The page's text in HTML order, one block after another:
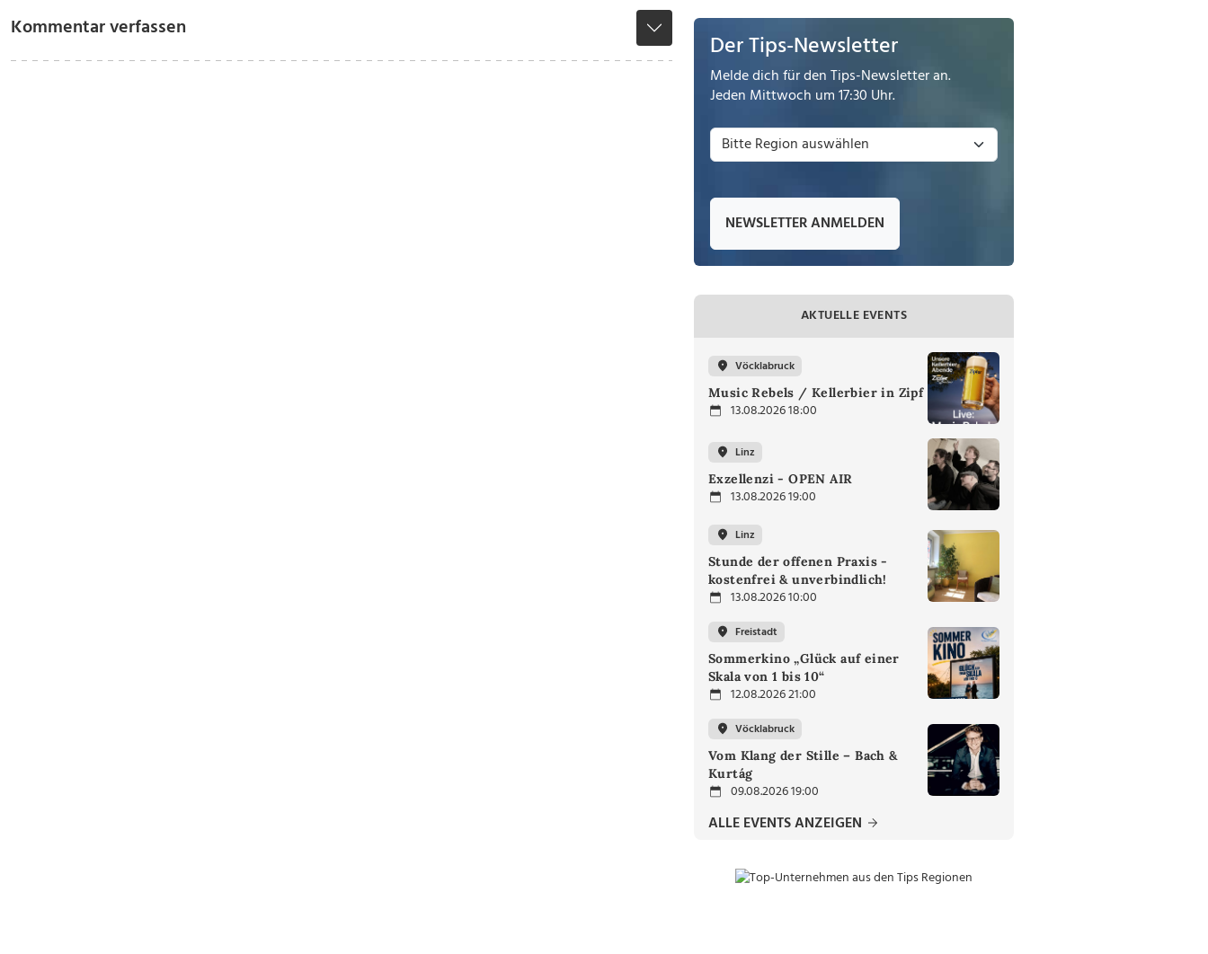
Kommentar verfassen
Der Tips-Newsletter
Melde dich für den Tips-Newsletter an.
Jeden Mittwoch um 17:30 Uhr.
NEWSLETTER ANMELDEN
AKTUELLE EVENTS
Vöcklabruck
Music Rebels / Kellerbier in Zipf
13.08.2026 18:00
Linz
Exzellenzi - OPEN AIR
13.08.2026 19:00
Linz
Stunde der offenen Praxis -
kostenfrei & unverbindlich!
13.08.2026 10:00
Freistadt
Sommerkino „Glück auf einer
Skala von 1 bis 10“
12.08.2026 21:00
Vöcklabruck
Vom Klang der Stille – Bach &
Kurtág
09.08.2026 19:00
ALLE EVENTS ANZEIGEN